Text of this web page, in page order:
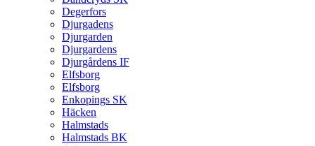
Degerfors
Djurgadens
Djurgarden
Djurgardens
Djurgårdens IF
Elfsborg
Elfsborg
Enkopings SK
Häcken
Halmstads
Halmstads BK